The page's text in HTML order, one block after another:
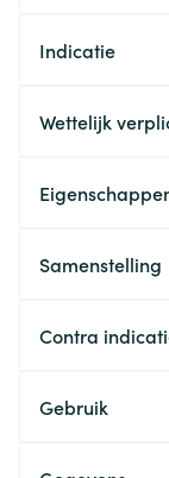
Indicatie
Wettelijk
Samenstelling
Contra
Gebruik